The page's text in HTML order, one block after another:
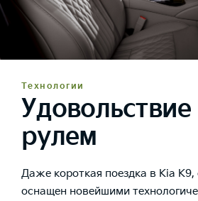
Технологии
Удовольствие
рулем
Даже короткая поездка в Kia K9,
оснащен новейшими